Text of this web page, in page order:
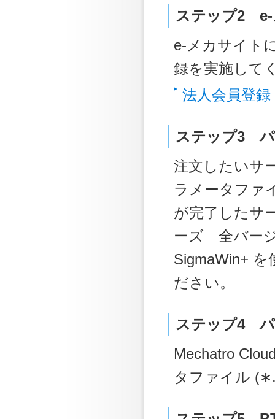
ステップ2 e-
e-メカサイト
録を実施して
法人会員登録
ステップ3 パ
注文したいサ
ラメータファ
が完了したサ
ーズ 全バー
SigmaWin+
ださい。
ステップ4 パ
Mechatro
タファイル